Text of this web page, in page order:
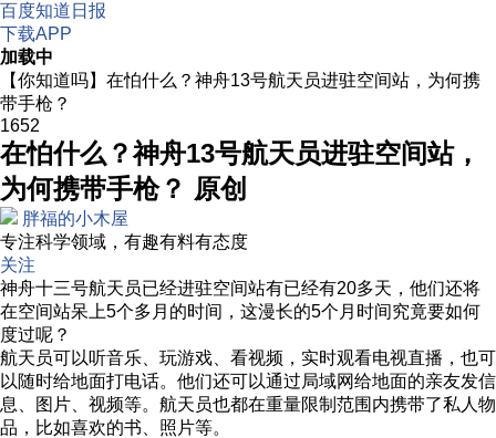
百度知道日报
下载APP
加载中
【你知道吗】在怕什么？神舟13号航天员进驻空间站，为何携
带手枪？
1652
在怕什么？神舟13号航天员进驻空间站，
为何携带手枪？ 原创
胖福的小木屋
专注科学领域，有趣有料有态度
关注
神舟十三号航天员已经进驻空间站有已经有20多天，他们还将
在空间站呆上5个多月的时间，这漫长的5个月时间究竟要如何
度过呢？
航天员可以听音乐、玩游戏、看视频，实时观看电视直播，也可
以随时给地面打电话。他们还可以通过局域网给地面的亲友发信
息、图片、视频等。航天员也都在重量限制范围内携带了私人物
品，比如喜欢的书、照片等。